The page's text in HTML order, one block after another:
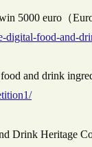
5000 euro（
digital-food-and-
and drink
Drink Heritage